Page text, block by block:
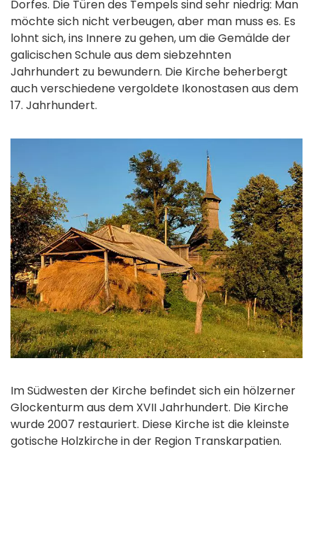
Dorfes. Die Türen des Tempels sind sehr niedrig: Man
möchte sich nicht verbeugen, aber man muss es. Es
lohnt sich, ins Innere zu gehen, um die Gemälde der
galicischen Schule aus dem siebzehnten
Jahrhundert zu bewundern. Die Kirche beherbergt
auch verschiedene vergoldete Ikonostasen aus dem
17. Jahrhundert.
Im Südwesten der Kirche befindet sich ein hölzerner
Glockenturm aus dem XVII Jahrhundert. Die Kirche
wurde 2007 restauriert. Diese Kirche ist die kleinste
gotische Holzkirche in der Region Transkarpatien.